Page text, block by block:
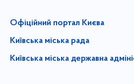
Офіційний портал Києва
Київська міська рада
Київська міська державна